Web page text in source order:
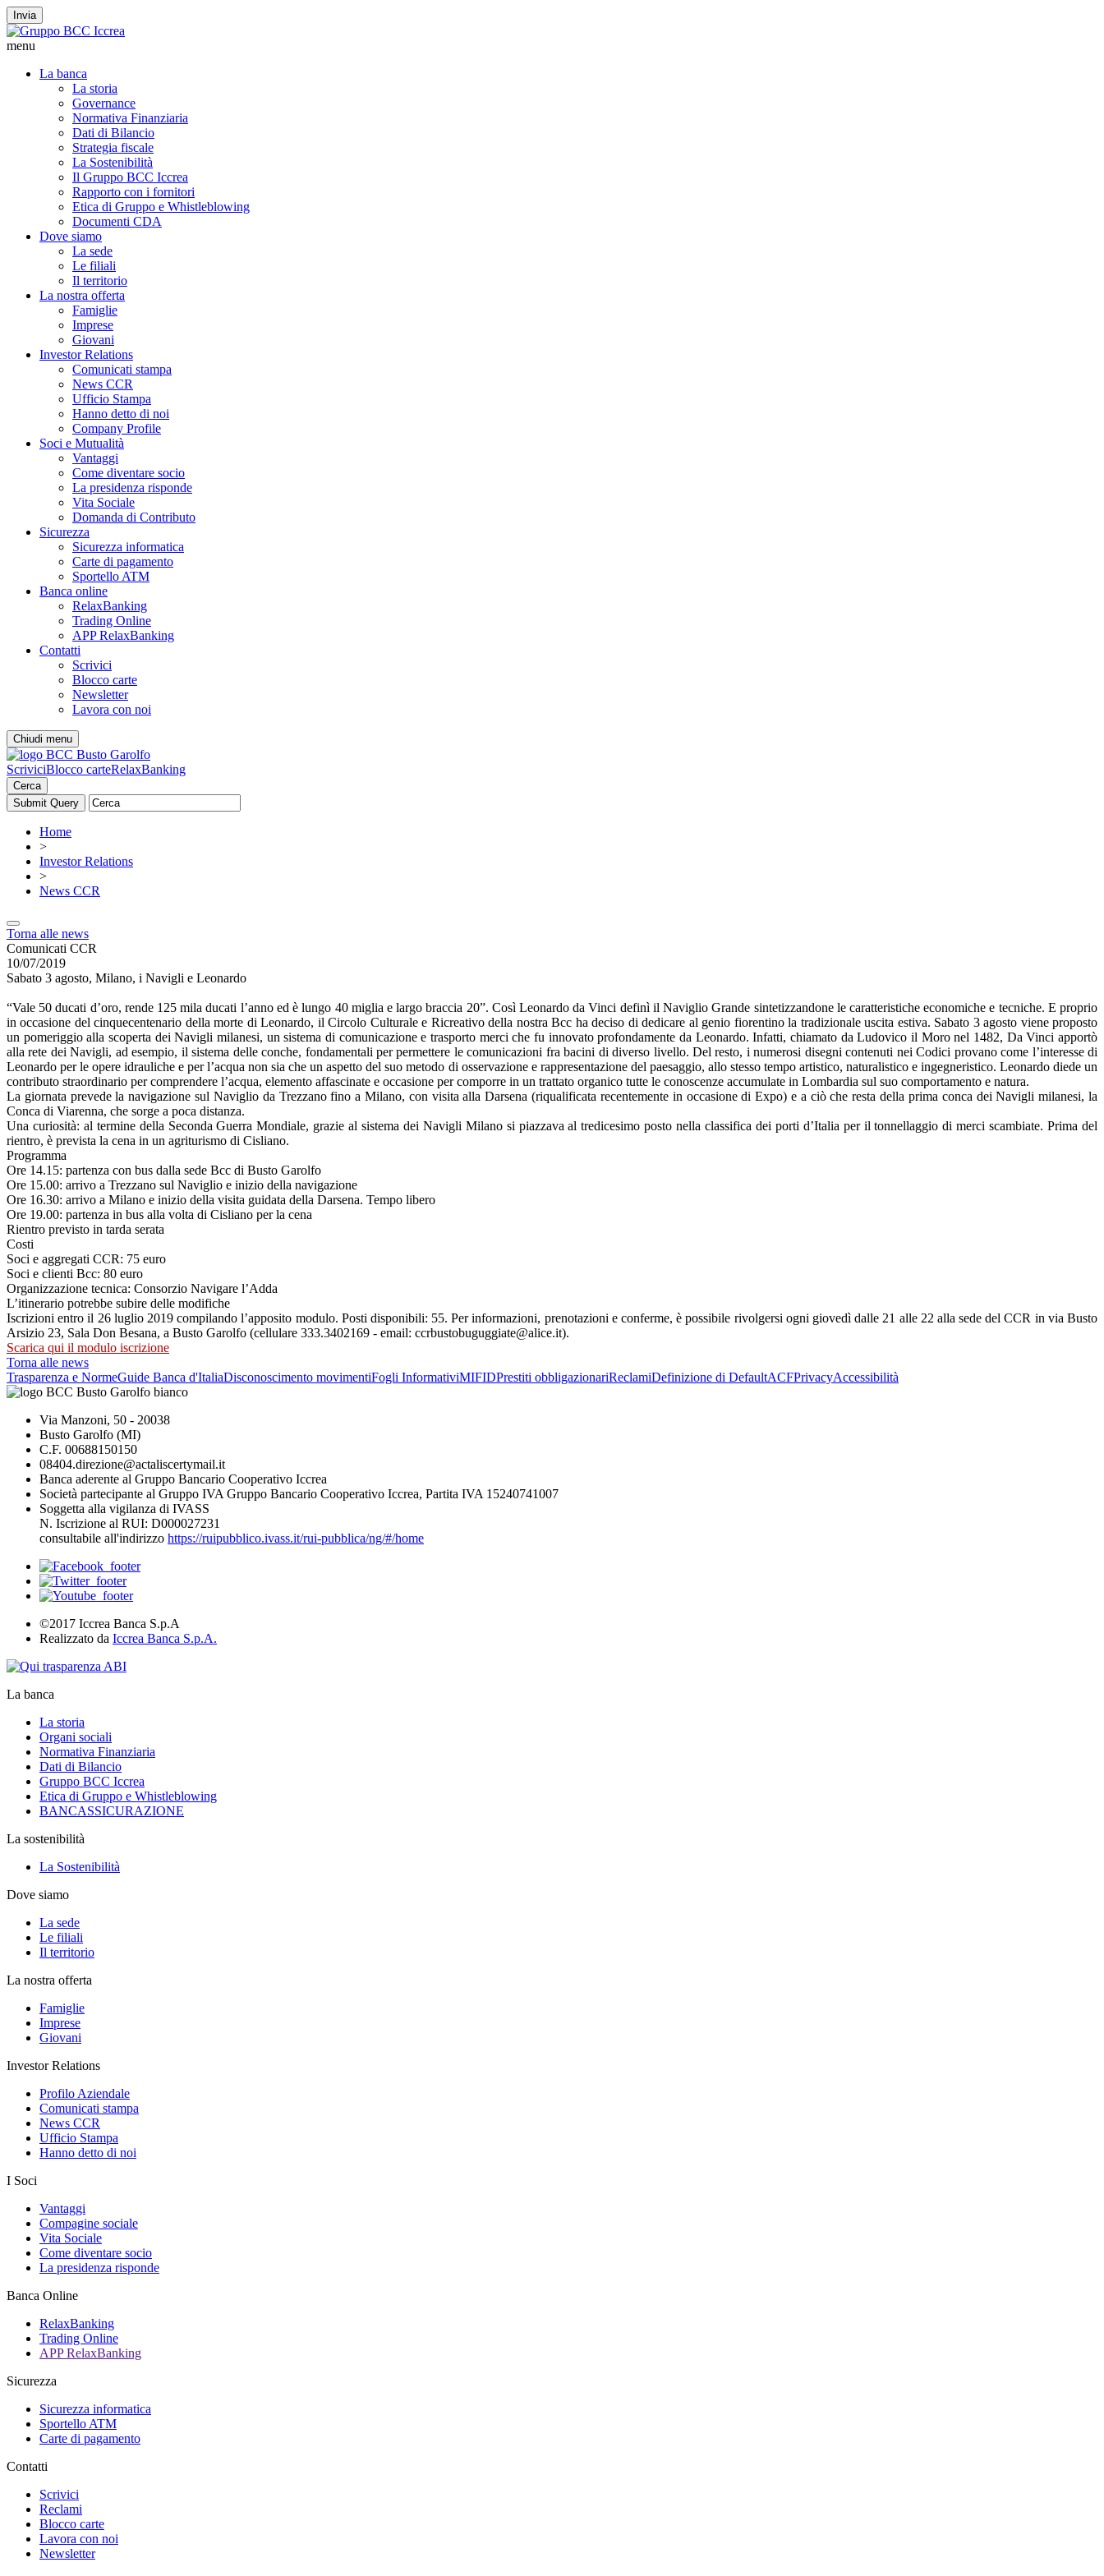
Invia
menu
La banca
La storia
Governance
Normativa Finanziaria
Dati di Bilancio
Strategia fiscale
La Sostenibilità
Il Gruppo BCC Iccrea
Rapporto con i fornitori
Etica di Gruppo e Whistleblowing
Documenti CDA
Dove siamo
La sede
Le filiali
Il territorio
La nostra offerta
Famiglie
Imprese
Giovani
Investor Relations
Comunicati stampa
News CCR
Ufficio Stampa
Hanno detto di noi
Company Profile
Soci e Mutualità
Vantaggi
Come diventare socio
La presidenza risponde
Vita Sociale
Domanda di Contributo
Sicurezza
Sicurezza informatica
Carte di pagamento
Sportello ATM
Banca online
RelaxBanking
Trading Online
APP RelaxBanking
Contatti
Scrivici
Blocco carte
Newsletter
Lavora con noi
Chiudi menu
ScriviciBlocco carteRelaxBanking
Cerca
Home
>
Investor Relations
>
News CCR
Torna alle news
Comunicati CCR
10/07/2019
Sabato 3 agosto, Milano, i Navigli e Leonardo
“Vale 50 ducati d’oro, rende 125 mila ducati l’anno ed è lungo 40 miglia e largo braccia 20”. Così Leonardo da Vinci definì il Naviglio Grande sintetizzandone le caratteristiche economiche e tecniche. E proprio
in occasione del cinquecentenario della morte di Leonardo, il Circolo Culturale e Ricreativo della nostra Bcc ha deciso di dedicare al genio fiorentino la tradizionale uscita estiva. Sabato 3 agosto viene proposto
un pomeriggio alla scoperta dei Navigli milanesi, un sistema di comunicazione e trasporto merci che fu innovato profondamente da Leonardo. Infatti, chiamato da Ludovico il Moro nel 1482, Da Vinci apportò
alla rete dei Navigli, ad esempio, il sistema delle conche, fondamentali per permettere le comunicazioni fra bacini di diverso livello. Del resto, i numerosi disegni contenuti nei Codici provano come l’interesse di
Leonardo per le opere idrauliche e per l’acqua non sia che un aspetto del suo metodo di osservazione e rappresentazione del paesaggio, allo stesso tempo artistico, naturalistico e ingegneristico. Leonardo diede un
contributo straordinario per comprendere l’acqua, elemento affascinate e occasione per comporre in un trattato organico tutte le conoscenze accumulate in Lombardia sul suo comportamento e natura.
La giornata prevede la navigazione sul Naviglio da Trezzano fino a Milano, con visita alla Darsena (riqualificata recentemente in occasione di Expo) e a ciò che resta della prima conca dei Navigli milanesi, la
Conca di Viarenna, che sorge a poca distanza.
Una curiosità: al termine della Seconda Guerra Mondiale, grazie al sistema dei Navigli Milano si piazzava al tredicesimo posto nella classifica dei porti d’Italia per il tonnellaggio di merci scambiate. Prima del
rientro, è prevista la cena in un agriturismo di Cisliano.
Programma
Ore 14.15: partenza con bus dalla sede Bcc di Busto Garolfo
Ore 15.00: arrivo a Trezzano sul Naviglio e inizio della navigazione
Ore 16.30: arrivo a Milano e inizio della visita guidata della Darsena. Tempo libero
Ore 19.00: partenza in bus alla volta di Cisliano per la cena
Rientro previsto in tarda serata
Costi
Soci e aggregati CCR: 75 euro
Soci e clienti Bcc: 80 euro
Organizzazione tecnica: Consorzio Navigare l’Adda
L’itinerario potrebbe subire delle modifiche
Iscrizioni entro il 26 luglio 2019 compilando l’apposito modulo. Posti disponibili: 55. Per informazioni, prenotazioni e conferme, è possibile rivolgersi ogni giovedì dalle 21 alle 22 alla sede del CCR in via Busto
Arsizio 23, Sala Don Besana, a Busto Garolfo (cellulare 333.3402169 - email: ccrbustobuguggiate@alice.it).
Scarica qui il modulo iscrizione
Torna alle news
Trasparenza e NormeGuide Banca d'ItaliaDisconoscimento movimentiFogli InformativiMIFIDPrestiti obbligazionariReclamiDefinizione di DefaultACFPrivacyAccessibilità
Via Manzoni, 50 - 20038
Busto Garolfo (MI)
C.F. 00688150150
08404.direzione@actaliscertymail.it
Banca aderente al Gruppo Bancario Cooperativo Iccrea
Società partecipante al Gruppo IVA Gruppo Bancario Cooperativo Iccrea, Partita IVA 15240741007
Soggetta alla vigilanza di IVASS
N. Iscrizione al RUI: D000027231
consultabile all'indirizzo https://ruipubblico.ivass.it/rui-pubblica/ng/#/home
©2017 Iccrea Banca S.p.A
Realizzato da Iccrea Banca S.p.A.
La banca
La storia
Organi sociali
Normativa Finanziaria
Dati di Bilancio
Gruppo BCC Iccrea
Etica di Gruppo e Whistleblowing
BANCASSICURAZIONE
La sostenibilità
La Sostenibilità
Dove siamo
La sede
Le filiali
Il territorio
La nostra offerta
Famiglie
Imprese
Giovani
Investor Relations
Profilo Aziendale
Comunicati stampa
News CCR
Ufficio Stampa
Hanno detto di noi
I Soci
Vantaggi
Compagine sociale
Vita Sociale
Come diventare socio
La presidenza risponde
Banca Online
RelaxBanking
Trading Online
APP RelaxBanking
Sicurezza
Sicurezza informatica
Sportello ATM
Carte di pagamento
Contatti
Scrivici
Reclami
Blocco carte
Lavora con noi
Newsletter